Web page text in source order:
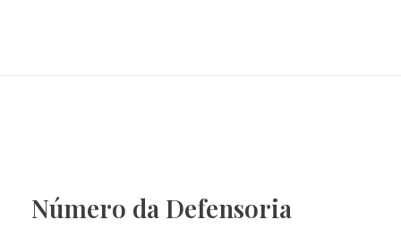
Número da Defensoria